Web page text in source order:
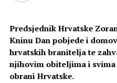
Nakon veličanstvene Oluje,
Maestral, također operacija
oslobođen velik prostor
je Bihaćka krajina, a u
Predsjednik Hrvatske
Kninu Dan pobjede i
hrvatskih branitelja te
njihovim obiteljima i
obrani Hrvatske.